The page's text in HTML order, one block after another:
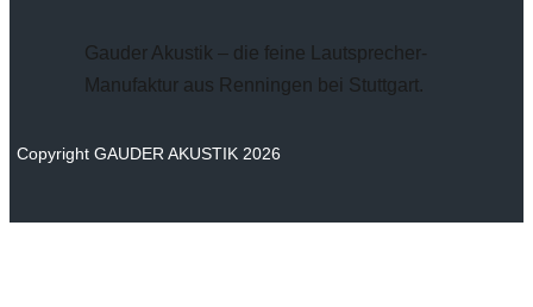
Gauder Akustik – die feine Lautsprecher-
Manufaktur aus Renningen bei Stuttgart.
Copyright GAUDER AKUSTIK 2026